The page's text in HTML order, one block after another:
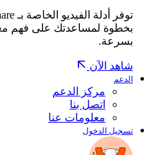
بخطوة لمساعدتك على فهم
بسرعة.
شاهد الآن
الدعم
مركز الدعم
اتصل بنا
معلومات عنا
تسجيل الدخول